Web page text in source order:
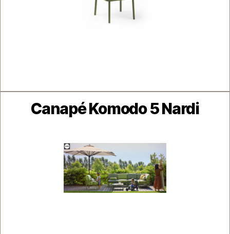
Catégories
Canapé Komodo 5 Nardi